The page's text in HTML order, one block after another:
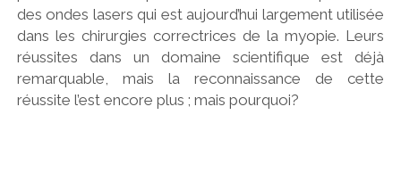
des ondes lasers qui est aujourd’hui largement utilisée
dans les chirurgies correctrices de la myopie. Leurs
réussites dans un domaine scientifique est déjà
remarquable, mais la reconnaissance de cette
réussite l’est encore plus ; mais pourquoi?